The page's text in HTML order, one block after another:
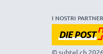
I NOSTRI
© subtel.ch 2026